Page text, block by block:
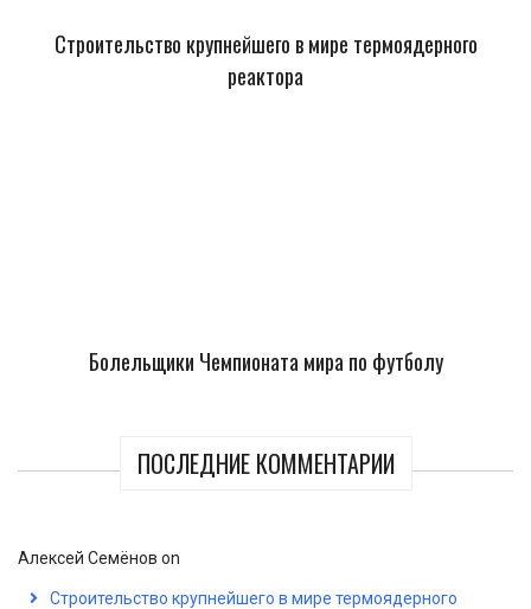
Строительство крупнейшего в мире термоядерного
реактора
Болельщики Чемпионата мира по футболу
ПОСЛЕДНИЕ КОММЕНТАРИИ
Алексей Семёнов on
Строительство крупнейшего в мире термоядерного